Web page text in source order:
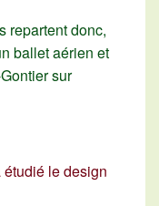
repartent donc,
ballet aérien et
sur
le design